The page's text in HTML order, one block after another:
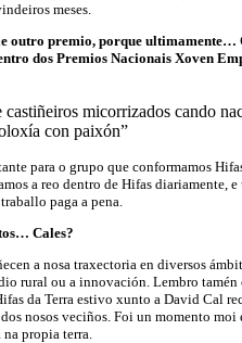
meses.
outro premio, porque ultimamente…
dos Premios Nacionais Xoven
micorrizados cando
con paixón”
para o grupo que conformamos
a reo dentro de Hifas diariamente,
paga a pena.
Cales?
a nosa traxectoria en diversos
rural ou a innovación. Lembro
da Terra estivo xunto a David Cal
nosos veciños. Foi un momento moi
propia terra.